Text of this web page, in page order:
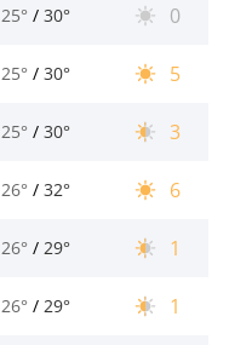
25° / 30° 0
25° / 30° 5
25° / 30° 3
26° / 32° 6
26° / 29° 1
26° / 29° 1